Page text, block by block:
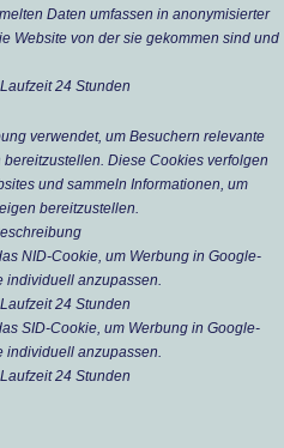
Daten umfassen in anonymisierter
Website von der sie gekommen sind und
Laufzeit 24 Stunden
verwendet, um Besuchern relevante
Diese Cookies verfolgen
und sammeln Informationen, um
bereitzustellen.
NID-Cookie, um Werbung in Google-
individuell anzupassen.
Laufzeit 24 Stunden
SID-Cookie, um Werbung in Google-
individuell anzupassen.
Laufzeit 24 Stunden